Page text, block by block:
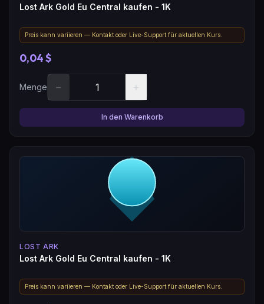
Lost Ark Gold Eu Central kaufen - 1K
Preis kann variieren — Kontakt oder Live-Support für aktuellen Kurs.
0,04 $
Menge − +
In den Warenkorb
LOST ARK
Lost Ark Gold Eu Central kaufen - 1K
Preis kann variieren — Kontakt oder Live-Support für aktuellen Kurs.